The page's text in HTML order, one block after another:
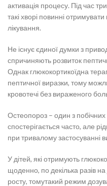
активація процесу. Під час
такі хворі повинні
лікування.
Не існує єдиної думки з
спричиняють розвиток
Однак глюкокортикоїдна
пептичної виразки, тому
кровотечі без вираженого
Остеопороз – один з
спостерігається часто, але
при тривалому застосуванні
У дітей, які отримують
щоденно, по декілька разів
росту, томутакий режим